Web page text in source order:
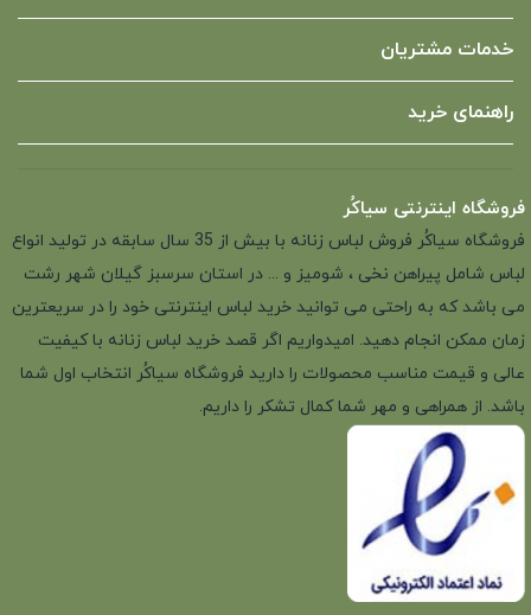
خدمات مشتریان
راهنمای خرید
فروشگاه اینترنتی سیاکُر
فروشگاه سیاکُر فروش لباس زنانه با بیش از 35 سال سابقه در تولید انواع
لباس شامل پیراهن نخی ، شومیز و ... در استان سرسبز گیلان شهر رشت
می باشد که به راحتی می توانید خرید لباس اینترنتی خود را در سریعترین
زمان ممکن انجام دهید. امیدواریم اگر قصد خرید لباس زنانه با کیفیت
عالی و قیمت مناسب محصولات را دارید فروشگاه سیاکُر انتخاب اول شما
باشد. از همراهی و مهر شما کمال تشکر را داریم.